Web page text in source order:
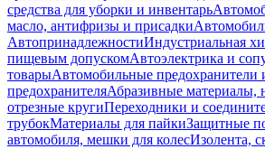
средства для уборки и инвентарь
масло, антифризы и присадки
АвтопринадлежностиИндустриальная
пищевым допускомАвтоэлектрика и
товарыАвтомобильные предохранители
предохранителяАбразивные материалы,
отрезные кругиПереходники и
трубокМатериалы для пайкиЗащитные
автомобиля, мешки для колесИзолента,